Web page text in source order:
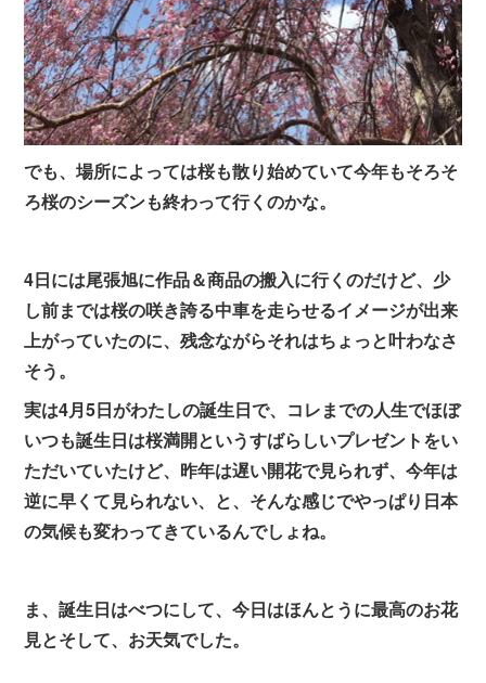
でも、場所によっては桜も散り始めていて今年もそろそ
ろ桜のシーズンも終わって行くのかな。
4日には尾張旭に作品＆商品の搬入に行くのだけど、少
し前までは桜の咲き誇る中車を走らせるイメージが出来
上がっていたのに、残念ながらそれはちょっと叶わなさ
そう。
実は4月5日がわたしの誕生日で、コレまでの人生でほぼ
いつも誕生日は桜満開というすばらしいプレゼントをい
ただいていたけど、昨年は遅い開花で見られず、今年は
逆に早くて見られない、と、そんな感じでやっぱり日本
の気候も変わってきているんでしょね。
ま、誕生日はべつにして、今日はほんとうに最高のお花
見とそして、お天気でした。